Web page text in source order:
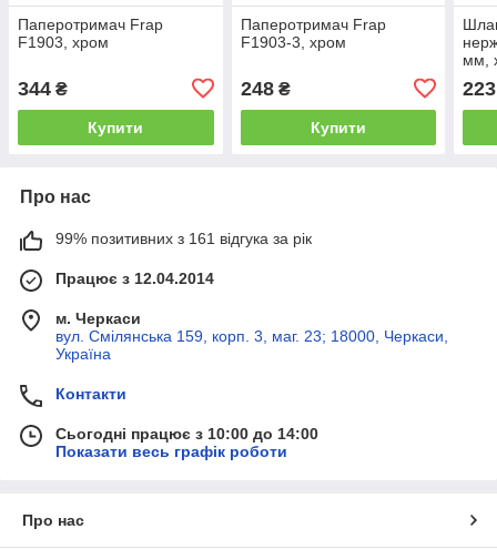
Паперотримач Frap
F1903, хром
344 ₴
Купити
Паперотримач Frap
F1903-3, хром
248₴
Купити
мм,
223
Про нас
99% позитивних з 161 відгука за рік
Працює з 12.04.2014
м. Черкаси
вул. Смілянська 159, корп. 3, маг. 23; 18000, Черкаси,
Україна
Контакти
Сьогодні працює з 10:00 до 14:00
Показати весь графік роботи
Про нас